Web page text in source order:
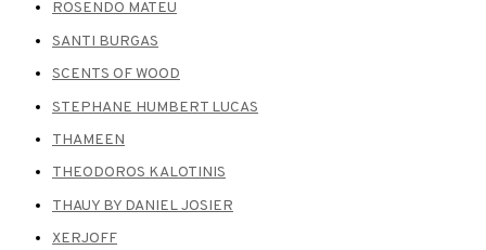
ROSENDO MATEU
SANTI BURGAS
SCENTS OF WOOD
STEPHANE HUMBERT LUCAS
THAMEEN
THEODOROS KALOTINIS
THAUY BY DANIEL JOSIER
XERJOFF